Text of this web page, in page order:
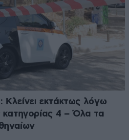
εκτάκτως λόγω
κατηγορίας 4 – Όλα τα